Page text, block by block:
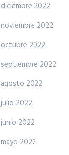
diciembre 2022
noviembre 2022
octubre 2022
septiembre 2022
agosto 2022
julio 2022
junio 2022
mayo 2022